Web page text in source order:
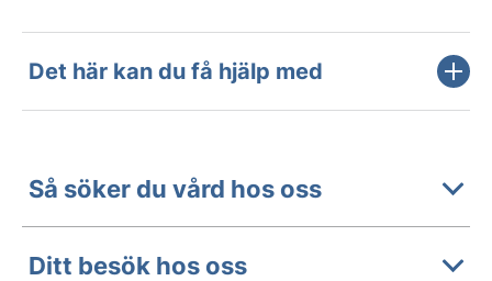
Det här kan du få hjälp med
Så söker du vård hos oss
Ditt besök hos oss